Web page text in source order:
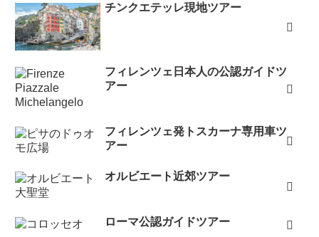
チンクエテッレ現地ツアー
フィレンツェ日本人の公認ガイドツ
アー
フィレンツェ発トスカーナ専用車ツ
アー
オルビエート近郊ツアー
ローマ公認ガイドツアー